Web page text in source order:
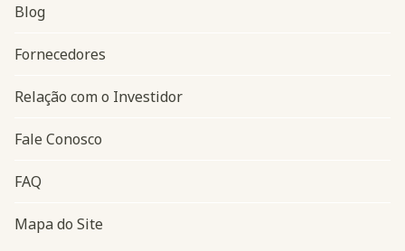
Navegação do rodapé
Blog
Fornecedores
Relação com o Investidor
Fale Conosco
FAQ
Mapa do Site